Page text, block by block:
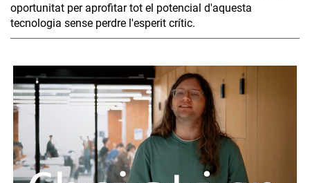
oportunitat per aprofitar tot el potencial d'aquesta
tecnologia sense perdre l'esperit crític.